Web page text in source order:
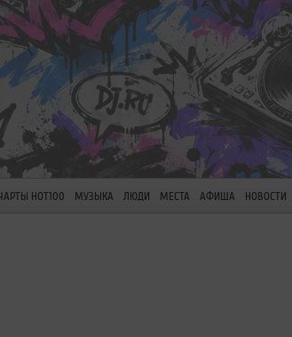
HOT100 МУЗЫКА ЛЮДИ МЕСТА АФИША НОВОСТИ